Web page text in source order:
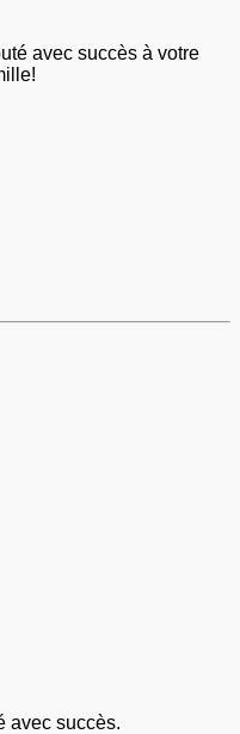
avec succès à votre
avec succès.